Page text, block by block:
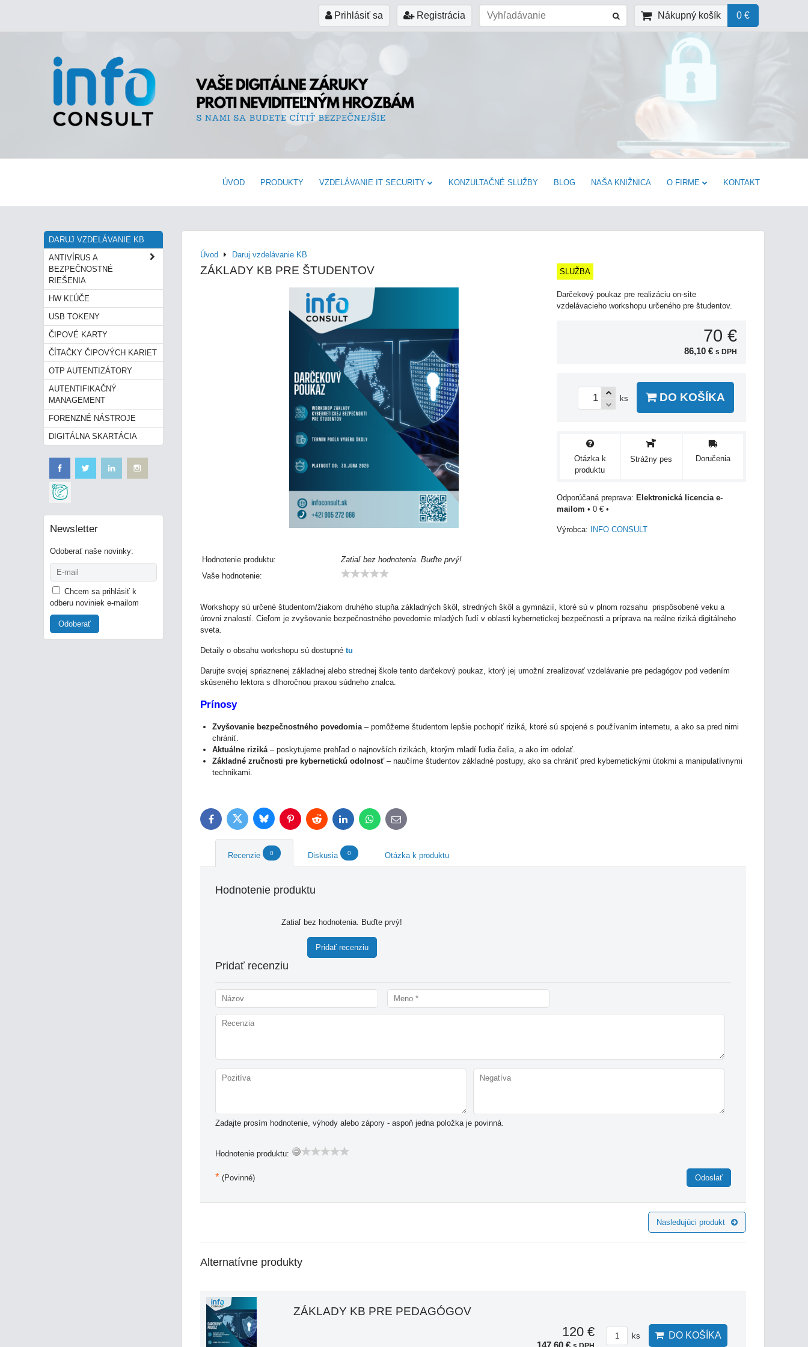
Prihlásiť sa Registrácia Nákupný košík 0 €
ÚVOD PRODUKTY VZDELÁVANIE IT SECURITY KONZULTAČNÉ SLUŽBY BLOG NAŠA KNIŽNICA O FIRME KONTAKT
Úvod Daruj vzdelávanie KB
ZÁKLADY KB PRE ŠTUDENTOV
Hodnotenie produktu:
Zatiaľ bez hodnotenia. Buďte prvý!
Vaše hodnotenie:
SLUŽBA
Darčekový poukaz pre realizáciu on-site
vzdelávacieho workshopu určeného pre študentov.
70 €
86,10 € s DPH
ks DO KOŠÍKA
Otázka k
produktu
Strážny pes Doručenia
Elektronická licencia e-
mailom • 0 € •
Výrobca: INFO CONSULT
Workshopy sú určené študentom/žiakom druhého stupňa základných škôl, stredných škôl a gymnázií, ktoré sú v plnom rozsahu prispôsobené veku a
úrovni znalostí. Cieľom je zvyšovanie bezpečnostného povedomie mladých ľudí v oblasti kybernetickej bezpečnosti a príprava na reálne riziká digitálneho
sveta.
Detaily o obsahu workshopu sú dostupné tu
Darujte svojej spriaznenej základnej alebo strednej škole tento darčekový poukaz, ktorý jej umožní zrealizovať vzdelávanie pre pedagógov pod vedením
skúseného lektora s dlhoročnou praxou súdneho znalca.
Prínosy
Zvyšovanie bezpečnostného povedomia– pomôžeme študentom lepšie pochopiť riziká, ktoré sú spojené s používaním internetu, a ako sa pred nimi
chrániť.
Aktuálne riziká– poskytujeme prehľad o najnovších rizikách, ktorým mladí ľudia čelia, a ako im odolať.
Základné zručnosti pre kybernetickú odolnosť– naučíme študentov základné postupy, ako sa chrániť pred kybernetickými útokmi a manipulatívnymi
technikami.
FacebookTwitter BlueskyPinterestReddit LinkedInWhatsApp
E-
mail
Recenzie 0 Diskusia 0 Otázka k produktu
Hodnotenie produktu
Zatiaľ bez hodnotenia. Buďte prvý!
Pridať recenziu
Pridať recenziu
Zadajte prosím hodnotenie, výhody alebo zápory - aspoň jedna položka je povinná.
Hodnotenie produktu:
* (Povinné) Odoslať
Nasledujúci produkt
Alternatívne produkty
ZÁKLADY KB PRE PEDAGÓGOV
120 € ks DO KOŠÍKA
DARUJ VZDELÁVANIE KB
ANTIVÍRUS A
BEZPEČNOSTNÉ
RIEŠENIA
HW KĽÚČE
USB TOKENY
ČIPOVÉ KARTY
ČÍTAČKY ČIPOVÝCH KARIET
OTP AUTENTIZÁTORY
AUTENTIFIKAČNÝ
MANAGEMENT
FORENZNÉ NÁSTROJE
DIGITÁLNA SKARTÁCIA
Newsletter
Odoberať naše novinky:
Chcem sa prihlásiť k
odberu noviniek e-mailom
Odoberať